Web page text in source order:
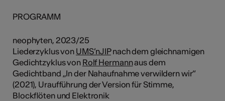
PROGRAMM
neophyten, 2023/25
Liederzyklus von UMS’nJIPnach dem gleichnamigen
Gedichtzyklus von Rolf Hermannaus dem
Gedichtband „In der Nahaufnahme verwildern wir“
(2021), Uraufführung der Version für Stimme,
Blockflöten und Elektronik